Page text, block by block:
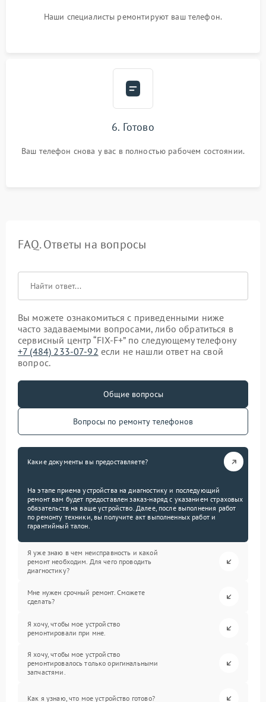
Наши специалисты ремонтируют ваш телефон.
6. Готово
Ваш телефон снова у вас в полностью рабочем состоянии.
FAQ. Ответы на вопросы
Вы можете ознакомиться с приведенными ниже
часто задаваемыми вопросами, либо обратиться в
сервисный центр “FIX-F+” по следующему телефону
+7 (484) 233-07-92 если не нашли ответ на свой
вопрос.
Общие вопросы
Вопросы по ремонту телефонов
Какие документы вы предоставляете?
На этапе приема устройства на диагностику и последующий
ремонт вам будет предоставлен заказ-наряд с указанием страховых
обязательств на ваше устройство. Далее, после выполнения работ
по ремонту техники, вы получите акт выполненных работ и
гарантийный талон.
Я уже знаю в чем неисправность и какой
ремонт необходим. Для чего проводить
диагностику?
Мне нужен срочный ремонт. Сможете
сделать?
Я хочу, чтобы мое устройство
ремонтировали при мне.
Я хочу, чтобы мое устройство
ремонтировалось только оригинальными
запчастями.
Как я узнаю, что мое устройство готово?